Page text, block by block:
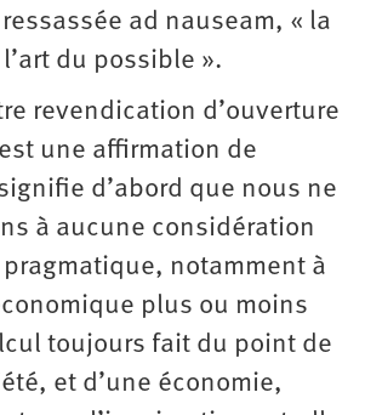
ad nauseam, « la
du possible ».
revendication d’ouverture
une affirmation de
d’abord que nous ne
à aucune considération
notamment à
plus ou moins
toujours fait du point de
et d’une économie,